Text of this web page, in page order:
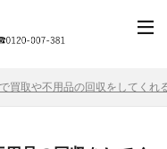
買取や不用品の回収をしてくれ